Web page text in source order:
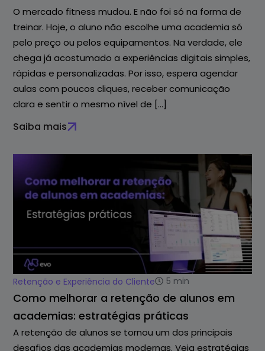
O mercado fitness mudou. E não foi só na forma de
treinar. Hoje, o aluno não escolhe uma academia só
pelo preço ou pelos equipamentos. Na verdade, ele
chega já acostumado a experiências digitais simples,
rápidas e personalizadas. Por isso, espera agendar
aulas com poucos cliques, receber comunicação
clara e sentir o mesmo nível de […]
Saiba mais
Retenção e Experiência do Cliente 5 min
Como melhorar a retenção de alunos em
academias: estratégias práticas
A retenção de alunos se tornou um dos principais
desafios das academias modernas. Veja estratégias